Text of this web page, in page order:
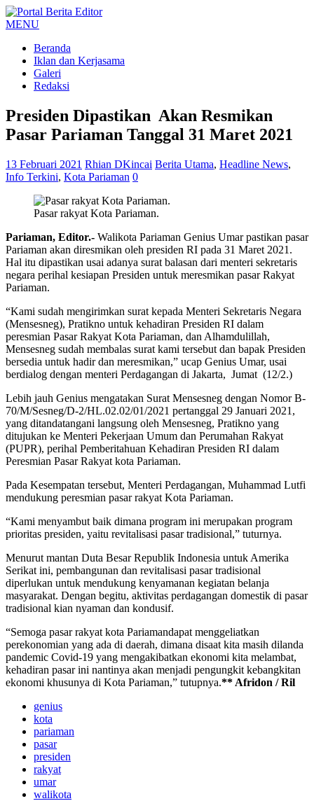
MENU
Beranda
Iklan dan Kerjasama
Galeri
Redaksi
Presiden Dipastikan Akan Resmikan
Pasar Pariaman Tanggal 31 Maret 2021
13 Februari 2021 Rhian DKincai Berita Utama, Headline News,
Info Terkini, Kota Pariaman 0
Pasar rakyat Kota Pariaman.
Pariaman, Editor.- Walikota Pariaman Genius Umar pastikan pasar
Pariaman akan diresmikan oleh presiden RI pada 31 Maret 2021.
Hal itu dipastikan usai adanya surat balasan dari menteri sekretaris
negara perihal kesiapan Presiden untuk meresmikan pasar Rakyat
Pariaman.
“Kami sudah mengirimkan surat kepada Menteri Sekretaris Negara
(Mensesneg), Pratikno untuk kehadiran Presiden RI dalam
peresmian Pasar Rakyat Kota Pariaman, dan Alhamdulillah,
Mensesneg sudah membalas surat kami tersebut dan bapak Presiden
bersedia untuk hadir dan meresmikan,” ucap Genius Umar, usai
berdialog dengan menteri Perdagangan di Jakarta, Jumat (12/2.)
Lebih jauh Genius mengatakan Surat Mensesneg dengan Nomor B-
70/M/Sesneg/D-2/HL.02.02/01/2021 pertanggal 29 Januari 2021,
yang ditandatangani langsung oleh Mensesneg, Pratikno yang
ditujukan ke Menteri Pekerjaan Umum dan Perumahan Rakyat
(PUPR), perihal Pemberitahuan Kehadiran Presiden RI dalam
Peresmian Pasar Rakyat kota Pariaman.
Pada Kesempatan tersebut, Menteri Perdagangan, Muhammad Lutfi
mendukung peresmian pasar rakyat Kota Pariaman.
“Kami menyambut baik dimana program ini merupakan program
prioritas presiden, yaitu revitalisasi pasar tradisional,” tuturnya.
Menurut mantan Duta Besar Republik Indonesia untuk Amerika
Serikat ini, pembangunan dan revitalisasi pasar tradisional
diperlukan untuk mendukung kenyamanan kegiatan belanja
masyarakat. Dengan begitu, aktivitas perdagangan domestik di pasar
tradisional kian nyaman dan kondusif.
“Semoga pasar rakyat kota Pariamandapat menggeliatkan
perekonomian yang ada di daerah, dimana disaat kita masih dilanda
pandemic Covid-19 yang mengakibatkan ekonomi kita melambat,
kehadiran pasar ini nantinya akan menjadi pengungkit kebangkitan
ekonomi khusunya di Kota Pariaman,” tutupnya.** Afridon / Ril
genius
kota
pariaman
pasar
presiden
rakyat
umar
walikota